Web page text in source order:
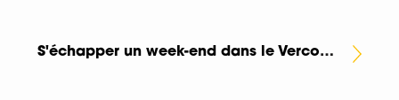
S'échapper un week-end dans le Vercors : nos adresses préférées, de l'hôtel au gîte de caractère